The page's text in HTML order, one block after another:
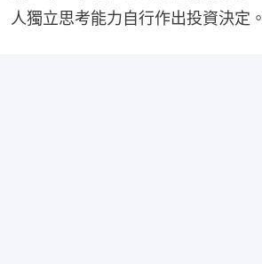
人獨立思考能力自行作出投資決定。